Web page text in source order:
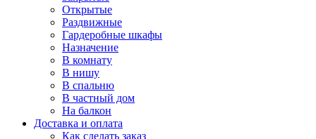
Открытые
Раздвижные
Гардеробные шкафы
Назначение
В комнату
В нишу
В спальню
В частный дом
На балкон
Доставка и оплата
Как сделать заказ